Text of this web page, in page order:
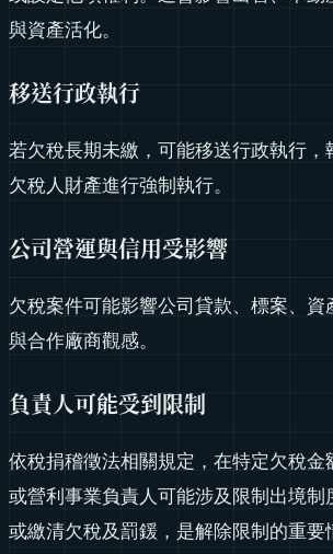
與資產活化。
移送行政執行
若欠稅長期未繳，可能移送行政執行，
欠稅人財產進行強制執行。
公司營運與信用受影響
欠稅案件可能影響公司貸款、標案、資
與合作廠商觀感。
負責人可能受到限制
依稅捐稽徵法相關規定，在特定欠稅金
或營利事業負責人可能涉及限制出境制
或繳清欠稅及罰鍰，是解除限制的重要